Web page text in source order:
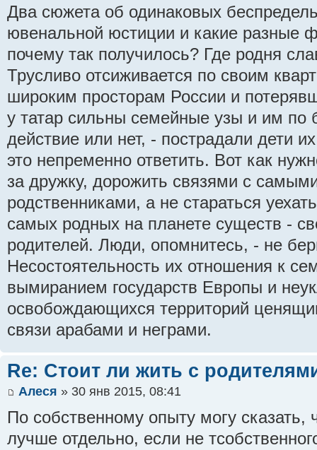
Два сюжета об одинаковых
ювенальной юстиции и какие разные
почему так получилось? Где родня
Трусливо отсиживается по своим
широким просторам России и
у татар сильны семейные узы и им по
действие или нет, - пострадали дети
это непременно ответить. Вот как
за дружку, дорожить связями с
родственниками, а не стараться
самых родных на планете существ -
родителей. Люди, опомнитесь, - не
Несостоятельность их отношения к
вымиранием государств Европы и
освобождающихся территорий
связи арабами и неграми.
Re: Стоит ли жить с
Алеся » 30 янв 2015, 08:41
По собственному опыту могу
лучше отдельно, если не